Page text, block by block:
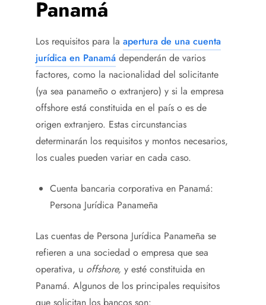
Panamá
Los requisitos para la apertura de una cuenta
jurídica en Panamá dependerán de varios
factores, como la nacionalidad del solicitante
(ya sea panameño o extranjero) y si la empresa
offshore está constituida en el país o es de
origen extranjero. Estas circunstancias
determinarán los requisitos y montos necesarios,
los cuales pueden variar en cada caso.
Cuenta bancaria corporativa en Panamá:
Persona Jurídica Panameña
Las cuentas de Persona Jurídica Panameña se
refieren a una sociedad o empresa que sea
operativa, u offshore, y esté constituida en
Panamá. Algunos de los principales requisitos